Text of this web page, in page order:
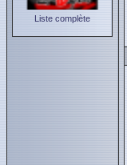
Liste complète